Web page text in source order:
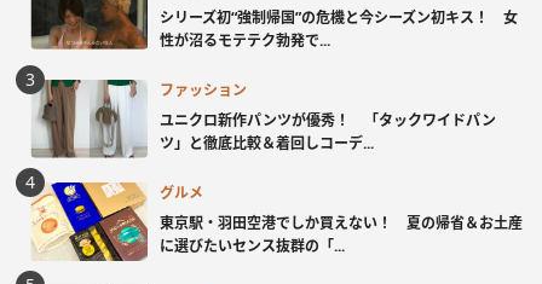
シリーズ初“強制帰国”の危機と今シーズン初キス！ 女
性が沼るモテテク勃発で...
ファッション
ユニクロ新作パンツが優秀！ 「タックワイドパン
ツ」と徹底比較＆着回しコーデ...
グルメ
東京駅・羽田空港でしか買えない！ 夏の帰省＆お土産
に選びたいセンス抜群の「...